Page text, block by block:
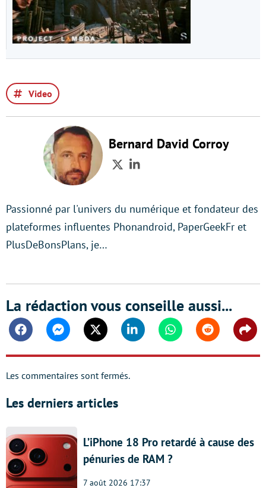
Video
Bernard David Corroy
TwitterLinkedIn
Passionné par l'univers du numérique et fondateur des
plateformes influentes Phonandroid, PaperGeekFr et
PlusDeBonsPlans, je…
La rédaction vous conseille aussi...
FacebookMessengerTwitter Linkedin WhatsappReddit
Les commentaires sont fermés.
Les derniers articles
L’iPhone 18 Pro retardé à cause des
pénuries de RAM ?
7 août 2026 17:37